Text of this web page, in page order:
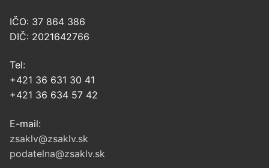
IČO: 37 864 386
DIČ: 2021642766
Tel:
+421 36 631 30 41
+421 36 634 57 42
E-mail:
zsaklv@zsaklv.sk
podatelna@zsaklv.sk